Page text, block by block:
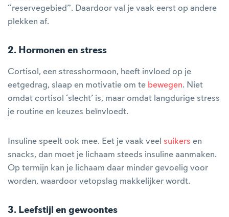
“reservegebied”. Daardoor val je vaak eerst op andere
plekken af.
2. Hormonen en stress
Cortisol, een stresshormoon, heeft invloed op je
eetgedrag, slaap en motivatie om te bewegen. Niet
omdat cortisol ‘slecht’ is, maar omdat langdurige stress
je routine en keuzes beïnvloedt.
Insuline speelt ook mee. Eet je vaak veel suikers en
snacks, dan moet je lichaam steeds insuline aanmaken.
Op termijn kan je lichaam daar minder gevoelig voor
worden, waardoor vetopslag makkelijker wordt.
3. Leefstijl en gewoontes